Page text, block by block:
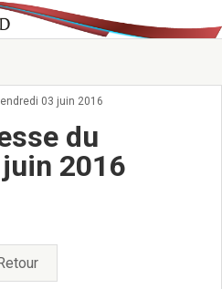
voir
03 juin 2016
du
2016
Retour